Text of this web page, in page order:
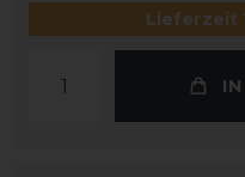
Lieferzeit